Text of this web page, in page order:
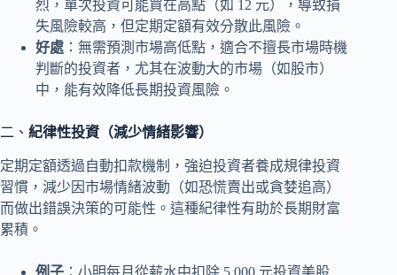
烈，單次投資可能買在高點（如 12 元），導致損
失風險較高，但定期定額有效分散此風險。
好處 ：無需預測市場高低點，適合不擅長市場時機
判斷的投資者，尤其在波動大的市場（如股市）
中，能有效降低長期投資風險。
二、 紀律性投資（減少情緒影響）
定期定額透過自動扣款機制，強迫投資者養成規律投資
習慣，減少因市場情緒波動（如恐慌賣出或貪婪追高）
而做出錯誤決策的可能性。這種紀律性有助於長期財富
累積。